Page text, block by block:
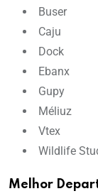
Buser
Caju
Dock
Ebanx
Gupy
Méliuz
Vtex
Wildlife
Melhor